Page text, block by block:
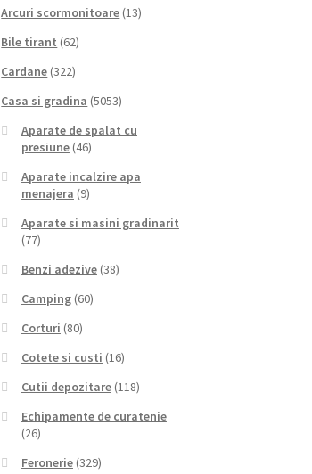
Arcuri scormonitoare (13)
Bile tirant (62)
Cardane (322)
Casa si gradina (5053)
Aparate de spalat cu
presiune (46)
Aparate incalzire apa
menajera (9)
Aparate si masini gradinarit
(77)
Benzi adezive (38)
Camping (60)
Corturi (80)
Cotete si custi (16)
Cutii depozitare (118)
Echipamente de curatenie
(26)
Feronerie (329)